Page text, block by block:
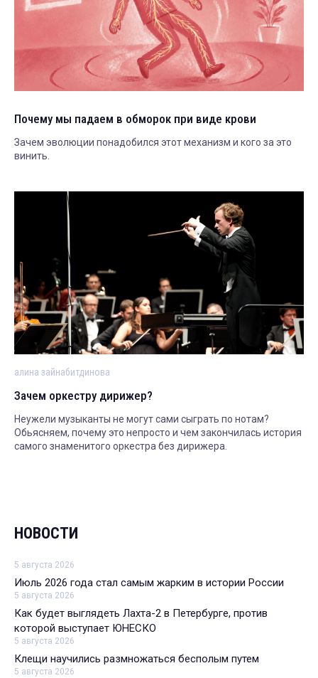
Почему мы падаем в обморок при виде крови
Зачем эволюции понадобился этот механизм и кого за это
винить.
алина зайнабитдинова
Зачем оркестру дирижер?
Неужели музыканты не могут сами сыграть по нотам?
Обьясняем, почему это непросто и чем закончилась история
самого знаменитого оркестра без дирижера.
НОВОСТИ
5 августа 2026
Июль 2026 года стал самым жарким в истории России
5 августа 2026
Как будет выглядеть Лахта-2 в Петербурге, против
которой выступает ЮНЕСКО
5 августа 2026
Клещи научились размножаться бесполым путем
5 августа 2026